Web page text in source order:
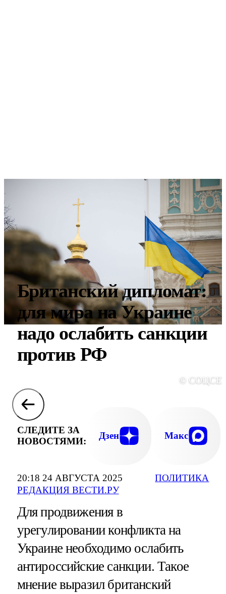
20:18 24 АВГУСТА 2025
РЕДАКЦИЯ ВЕСТИ.РУ
ПОЛИТИКА
Британский дипломат:
для мира на Украине
надо ослабить санкции
против РФ
©
СЛЕДИТЕ ЗА
НОВОСТЯМИ:
Дзен Макс
Для продвижения в
урегулировании конфликта на
Украине необходимо ослабить
антироссийские санкции. Такое
мнение выразил британский